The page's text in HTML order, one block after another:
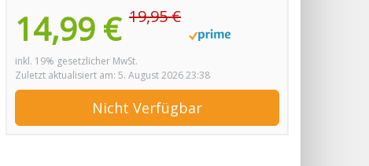
14,99 € 19,95 €
inkl. 19% gesetzlicher MwSt.
Zuletzt aktualisiert am: 5. August 2026 23:38
Nicht Verfügbar